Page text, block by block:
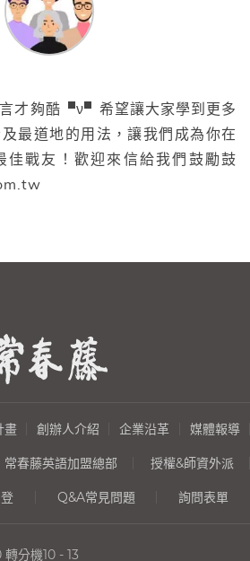
才夠酷▝ν▘希望讓大家學到更多
最道地的用法，讓我們成為你在
佳戰友！歡迎來信給我們鼓勵鼓
畫 創辦人介紹 企業沿革 媒體報導
常春藤英語加盟總部 授權&師資外派
Q&A常見問題 詢問表單
轉分機10 - 13